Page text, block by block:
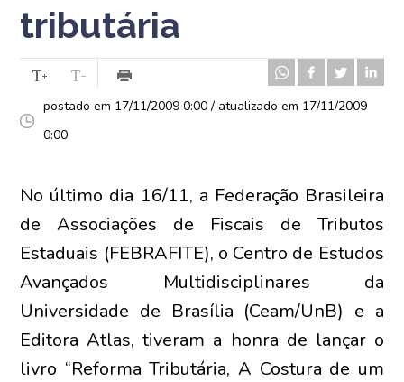
tributária
postado em 17/11/2009 0:00 / atualizado em 17/11/2009
0:00
No último dia 16/11, a Federação Brasileira
de Associações de Fiscais de Tributos
Estaduais (FEBRAFITE), o Centro de Estudos
Avançados Multidisciplinares da
Universidade de Brasília (Ceam/UnB) e a
Editora Atlas, tiveram a honra de lançar o
livro “Reforma Tributária, A Costura de um